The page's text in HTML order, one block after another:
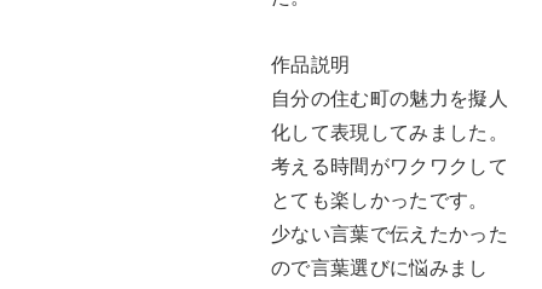
作品説明
自分の住む町の魅力を擬人
化して表現してみました。
考える時間がワクワクして
とても楽しかったです。
少ない言葉で伝えたかった
ので言葉選びに悩みまし